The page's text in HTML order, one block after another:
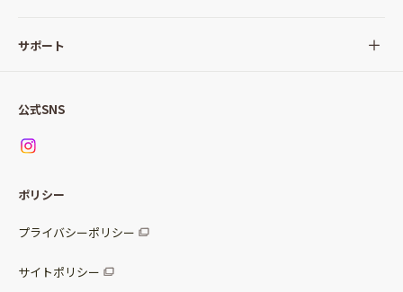
サラダ
パッケージサラダ
惣菜サラダ
調味料
Qummy(キユーミー)について
サポート
お問い合わせ
公式SNS
ポリシー
プライバシーポリシー
サイトポリシー